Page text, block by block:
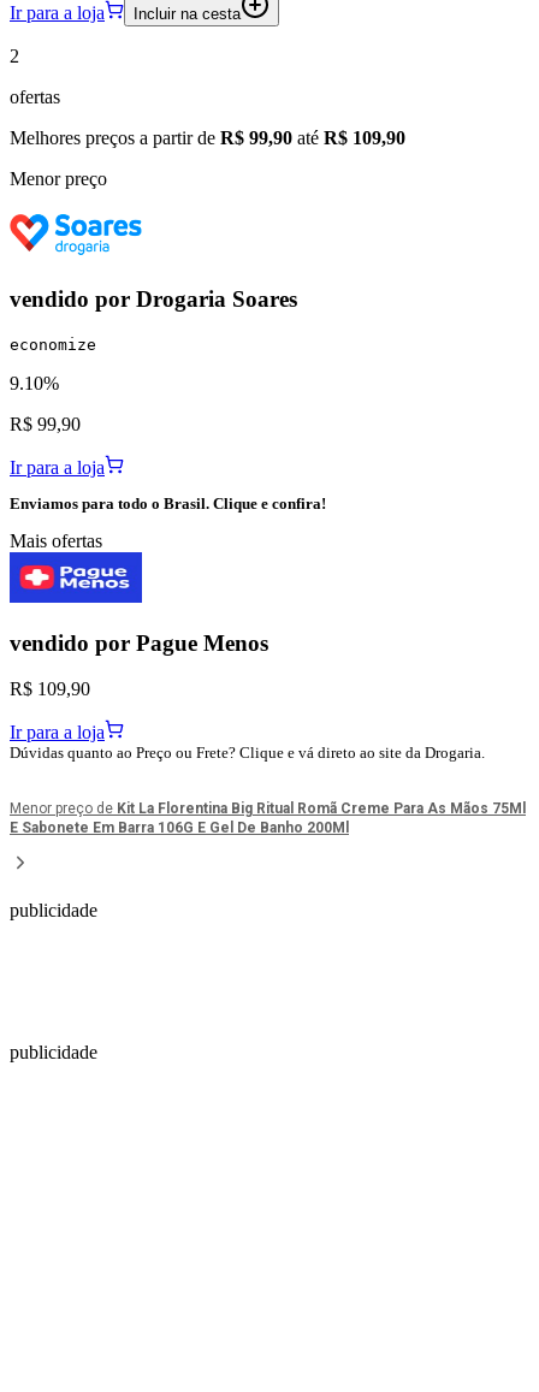
Ir para a loja Incluir na cesta
2
ofertas
Melhores preços a partir de R$ 99,90 até R$ 109,90
Menor preço
vendido por Drogaria Soares
economize
9.10%
R$ 99,90
Ir para a loja
Enviamos para todo o Brasil. Clique e confira!
Mais ofertas
vendido por Pague Menos
R$ 109,90
Ir para a loja
Dúvidas quanto ao Preço ou Frete? Clique e vá direto ao site da Drogaria.
Menor preço de Kit La Florentina Big Ritual Romã Creme Para As Mãos 75Ml
E Sabonete Em Barra 106G E Gel De Banho 200Ml
publicidade
publicidade